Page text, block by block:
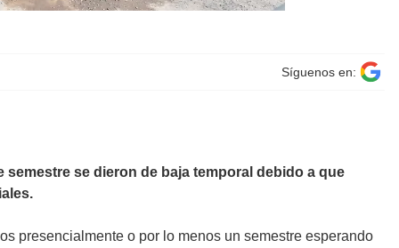
Síguenos en:
semestre se dieron de baja temporal debido a que
presencialmente o por lo menos un semestre esperando